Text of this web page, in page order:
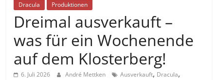
Dracula Produktionen
Dreimal ausverkauft –
was für ein Wochenende
auf dem Klosterberg!
6. Juli 2026 André Mettken Ausverkauft, Dracula,